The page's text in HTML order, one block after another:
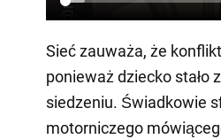
Sieć zauważa, że
ponieważ dziecko stało
siedzeniu. Świadkowie
motorniczego